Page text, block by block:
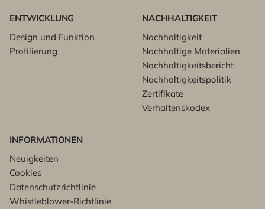
ENTWICKLUNG
Design und Funktion
Profilierung
NACHHALTIGKEIT
Nachhaltigkeit
Nachhaltige Materialien
Nachhaltigkeitsbericht
Nachhaltigkeitspolitik
Zertifikate
Verhaltenskodex
INFORMATIONEN
Neuigkeiten
Cookies
Datenschutzrichtlinie
Whistleblower-Richtlinie